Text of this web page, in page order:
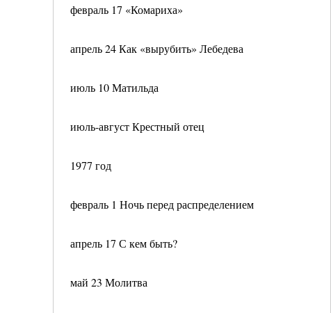
февраль 17 «Комариха»
апрель 24 Как «вырубить» Лебедева
июль 10 Матильда
июль-август Крестный отец
1977 год
февраль 1 Ночь перед распределением
апрель 17 С кем быть?
май 23 Молитва